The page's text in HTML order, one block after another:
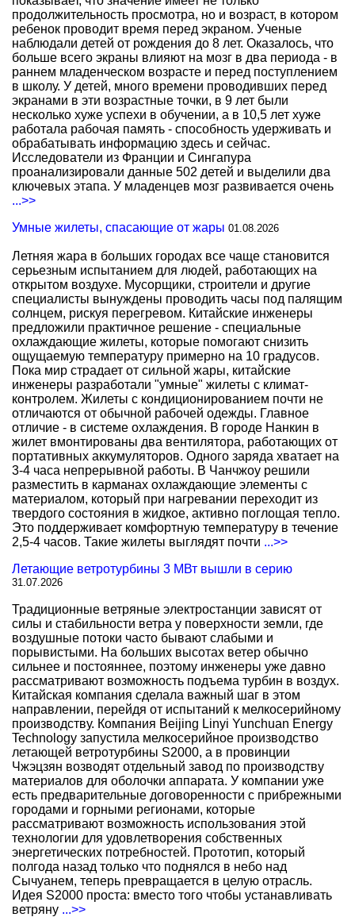
продолжительность просмотра, но и возраст, в котором
ребенок проводит время перед экраном. Ученые
наблюдали детей от рождения до 8 лет. Оказалось, что
больше всего экраны влияют на мозг в два периода - в
раннем младенческом возрасте и перед поступлением
в школу. У детей, много времени проводивших перед
экранами в эти возрастные точки, в 9 лет были
несколько хуже успехи в обучении, а в 10,5 лет хуже
работала рабочая память - способность удерживать и
обрабатывать информацию здесь и сейчас.
Исследователи из Франции и Сингапура
проанализировали данные 502 детей и выделили два
ключевых этапа. У младенцев мозг развивается очень
...>>
Умные жилеты, спасающие от жары 01.08.2026
Летняя жара в больших городах все чаще становится
серьезным испытанием для людей, работающих на
открытом воздухе. Мусорщики, строители и другие
специалисты вынуждены проводить часы под палящим
солнцем, рискуя перегревом. Китайские инженеры
предложили практичное решение - специальные
охлаждающие жилеты, которые помогают снизить
ощущаемую температуру примерно на 10 градусов.
Пока мир страдает от сильной жары, китайские
инженеры разработали "умные" жилеты с климат-
контролем. Жилеты с кондиционированием почти не
отличаются от обычной рабочей одежды. Главное
отличие - в системе охлаждения. В городе Нанкин в
жилет вмонтированы два вентилятора, работающих от
портативных аккумуляторов. Одного заряда хватает на
3-4 часа непрерывной работы. В Чанчжоу решили
разместить в карманах охлаждающие элементы с
материалом, который при нагревании переходит из
твердого состояния в жидкое, активно поглощая тепло.
Это поддерживает комфортную температуру в течение
2,5-4 часов. Такие жилеты выглядят почти ...>>
Летающие ветротурбины 3 МВт вышли в серию
31.07.2026
Традиционные ветряные электростанции зависят от
силы и стабильности ветра у поверхности земли, где
воздушные потоки часто бывают слабыми и
порывистыми. На больших высотах ветер обычно
сильнее и постояннее, поэтому инженеры уже давно
рассматривают возможность подъема турбин в воздух.
Китайская компания сделала важный шаг в этом
направлении, перейдя от испытаний к мелкосерийному
производству. Компания Beijing Linyi Yunchuan Energy
Technology запустила мелкосерийное производство
летающей ветротурбины S2000, а в провинции
Чжэцзян возводят отдельный завод по производству
материалов для оболочки аппарата. У компании уже
есть предварительные договоренности с прибрежными
городами и горными регионами, которые
рассматривают возможность использования этой
технологии для удовлетворения собственных
энергетических потребностей. Прототип, который
полгода назад только что поднялся в небо над
Сычуанем, теперь превращается в целую отрасль.
Идея S2000 проста: вместо того чтобы устанавливать
ветряну ...>>